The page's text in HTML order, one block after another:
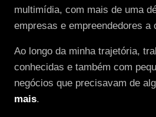
multimídia, com mais de uma
empresas e empreendedores a
Ao longo da minha trajetória,
conhecidas e também com
negócios que precisavam de
mais.